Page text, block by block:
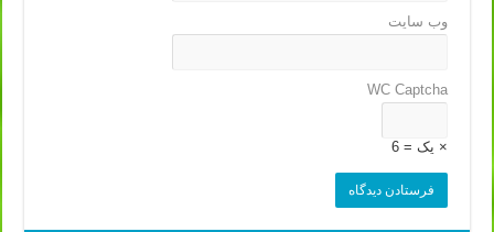
وب‌ سایت
WC Captcha
× یک = 6